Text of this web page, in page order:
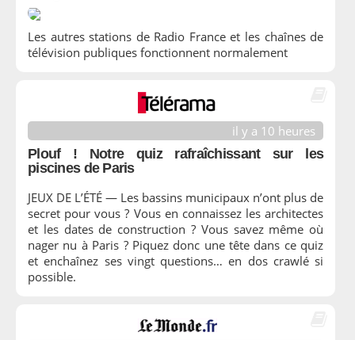
Les autres stations de Radio France et les chaînes de
télévision publiques fonctionnent normalement
il y a 10 heures
Plouf ! Notre quiz rafraîchissant sur les
piscines de Paris
JEUX DE L’ÉTÉ — Les bassins municipaux n’ont plus de
secret pour vous ? Vous en connaissez les architectes
et les dates de construction ? Vous savez même où
nager nu à Paris ? Piquez donc une tête dans ce quiz
et enchaînez ses vingt questions… en dos crawlé si
possible.